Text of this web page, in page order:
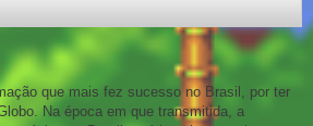
que mais fez sucesso no Brasil, por ter
Na época em que transmitida, a